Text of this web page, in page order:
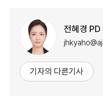
전혜경 PD
기자의 다른기사